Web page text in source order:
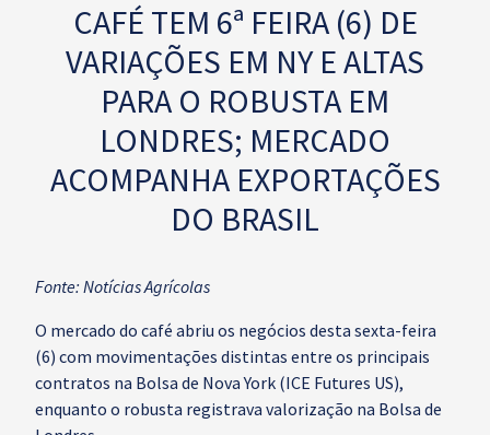
CAFÉ TEM 6ª FEIRA (6) DE
VARIAÇÕES EM NY E ALTAS
PARA O ROBUSTA EM
LONDRES; MERCADO
ACOMPANHA EXPORTAÇÕES
DO BRASIL
Fonte: Notícias Agrícolas
O mercado do café abriu os negócios desta sexta-feira
(6) com movimentações distintas entre os principais
contratos na Bolsa de Nova York (ICE Futures US),
enquanto o robusta registrava valorização na Bolsa de